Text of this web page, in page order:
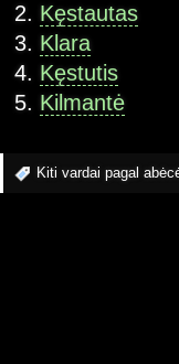
Kęstautas
Klara
Kęstutis
Kilmantė
Kiti vardai pagal